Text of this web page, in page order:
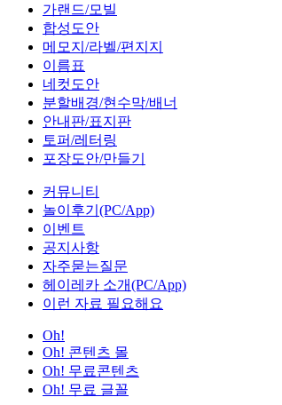
가랜드/모빌
합성도안
메모지/라벨/편지지
이름표
네컷도안
분할배경/현수막/배너
안내판/표지판
토퍼/레터링
포장도안/만들기
커뮤니티
놀이후기(PC/App)
이벤트
공지사항
자주묻는질문
헤이레카 소개(PC/App)
이런 자료 필요해요
Oh!
Oh! 콘텐츠 몰
Oh! 무료콘텐츠
Oh! 무료 글꼴